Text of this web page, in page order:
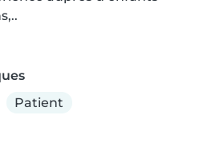
Patient